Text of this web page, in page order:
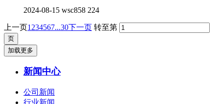
2024-08-15 wsc858 224
上一页1 234567...30下一页 转至第
加载更多
新闻中心
公司新闻